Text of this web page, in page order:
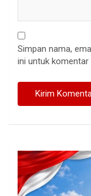
Simpan nama,
ini untuk komentar